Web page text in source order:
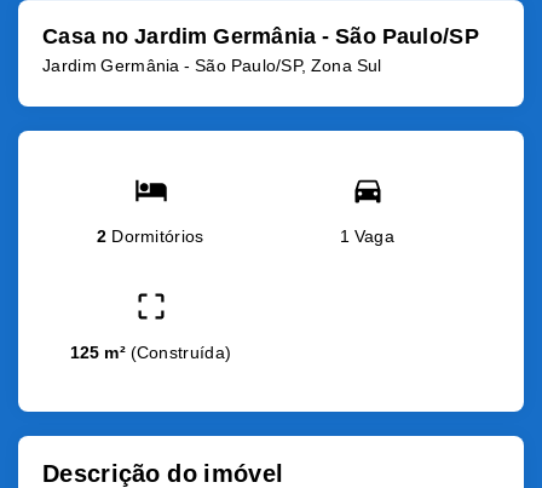
Casa no Jardim Germânia - São Paulo/SP
Jardim Germânia - São Paulo/SP, Zona Sul
2 Dormitórios 1 Vaga
125 m² (Construída)
Descrição do imóvel